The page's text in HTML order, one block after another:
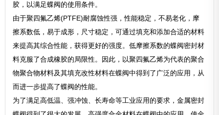
胶，以满足蝶阀的使用条件。
由于聚四氟乙烯(PTFE)耐腐蚀性强，性能稳定，不易老化，摩
擦系数低，易于成形，尺寸稳定，可通过填充和添加合适的材料
来提高其综合性能，获得更好的强度。低摩擦系数的蝶阀密封材
料克服了合成橡胶的局限性。因此，以聚四氟乙烯为代表的聚合
物聚合物材料及其填充改性材料在蝶阀中得到了广泛的应用，从
而进一步提高了蝶阀的性能。
为了满足高低温、强冲蚀、长寿命等工业应用的要求，金属密封